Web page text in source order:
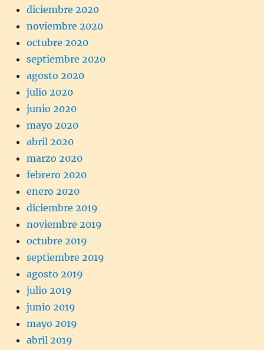
diciembre 2020
noviembre 2020
octubre 2020
septiembre 2020
agosto 2020
julio 2020
junio 2020
mayo 2020
abril 2020
marzo 2020
febrero 2020
enero 2020
diciembre 2019
noviembre 2019
octubre 2019
septiembre 2019
agosto 2019
julio 2019
junio 2019
mayo 2019
abril 2019